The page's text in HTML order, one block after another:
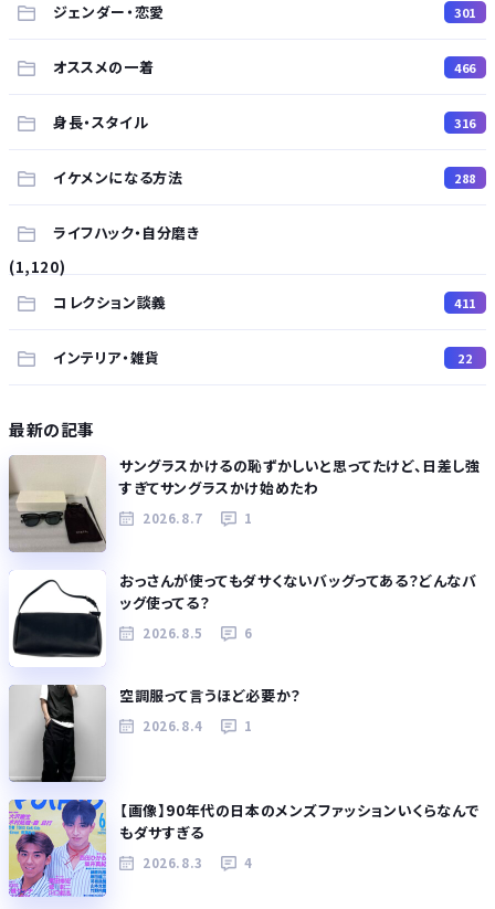
ジェンダー・恋愛
301
オススメの一着 466
身長・スタイル 316
イケメンになる方法 288
ライフハック・自分磨き
(1,120)
コレクション談義
411
インテリア・雑貨 22
最新の記事
サングラスかけるの恥ずかしいと思ってたけど、日差し強
すぎてサングラスかけ始めたわ
2026.8.7 1
おっさんが使ってもダサくないバッグってある？どんなバ
ッグ使ってる？
2026.8.5 6
空調服って言うほど必要か？
2026.8.4 1
【画像】90年代の日本のメンズファッションいくらなんで
もダサすぎる
2026.8.3 4